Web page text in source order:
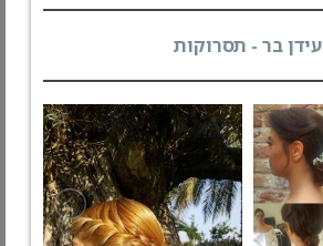
עידן בר - תסרוקות